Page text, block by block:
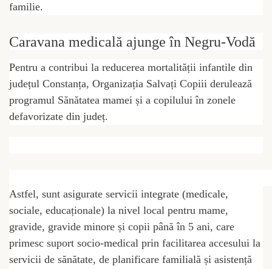
familie.
Caravana medicală ajunge în Negru-Vodă
Pentru a contribui la reducerea mortalității infantile din
județul Constanța, Organizația Salvați Copiii derulează
programul Sănătatea mamei și a copilului în zonele
defavorizate din județ.
Astfel, sunt asigurate servicii integrate (medicale,
sociale, educaționale) la nivel local pentru mame,
gravide, gravide minore și copii până în 5 ani, care
primesc suport socio-medical prin facilitarea accesului la
servicii de sănătate, de planificare familială și asistență